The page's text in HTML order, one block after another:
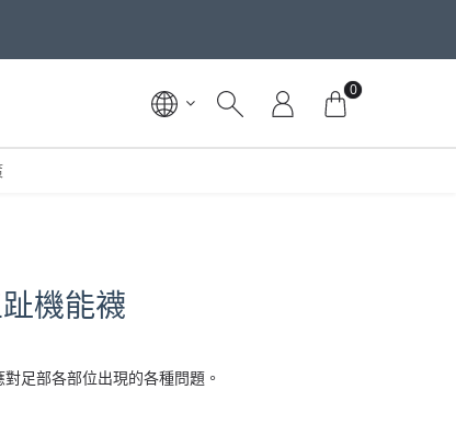
0
機能襪
足部各部位出現的各種問題。